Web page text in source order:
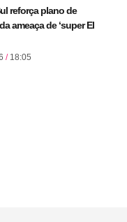
reforça plano de
ameaça de ‘super El
18:05